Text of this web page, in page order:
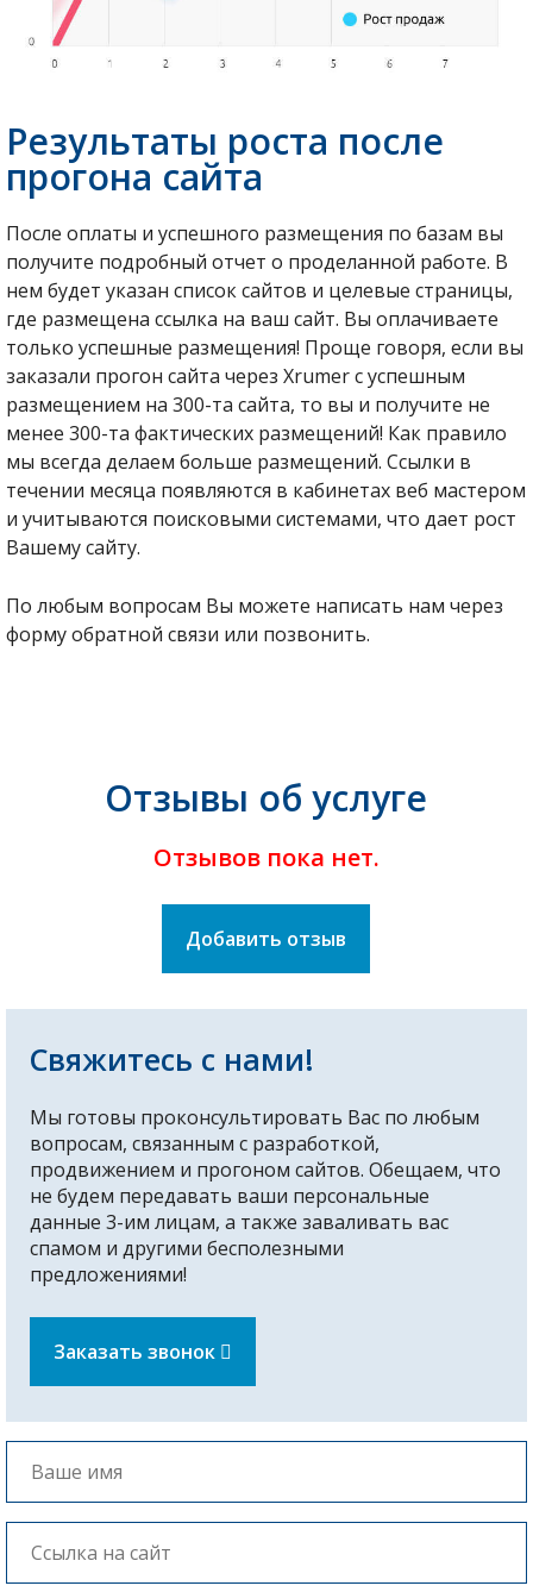
Результаты роста после
прогона сайта
После оплаты и успешного размещения по базам вы
получите подробный отчет о проделанной работе. В
нем будет указан список сайтов и целевые страницы,
где размещена ссылка на ваш сайт. Вы оплачиваете
только успешные размещения! Проще говоря, если вы
заказали прогон сайта через Xrumer с успешным
размещением на 300-та сайта, то вы и получите не
менее 300-та фактических размещений! Как правило
мы всегда делаем больше размещений. Ссылки в
течении месяца появляются в кабинетах веб мастером
и учитываются поисковыми системами, что дает рост
Вашему сайту.
По любым вопросам Вы можете написать нам через
форму обратной связи или позвонить.
Отзывы об услуге
Отзывов пока нет.
Добавить отзыв
Свяжитесь с нами!
Мы готовы проконсультировать Вас по любым
вопросам, связанным с разработкой,
продвижением и прогоном сайтов. Обещаем, что
не будем передавать ваши персональные
данные 3-им лицам, а также заваливать вас
спамом и другими бесполезными
предложениями!
Заказать звонок